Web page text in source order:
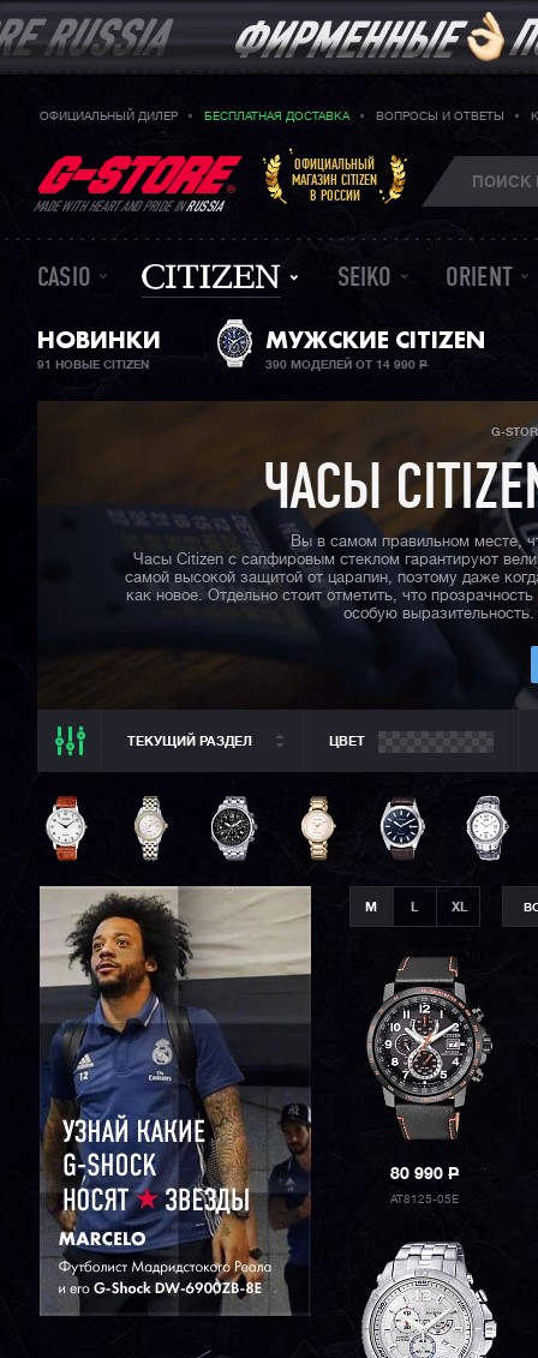
ОФИЦИАЛЬНЫЙ ДИЛЕР БЕСПЛАТНАЯ ДОСТАВКА ВОПРОСЫ И ОТВЕТЫ
MADE WITH HEART AND PRIDE INRUSSIA
ОФИЦИАЛЬНЫЙ
МАГАЗИН CITIZEN
В РОССИИ
CASIO SEIKO ORIENT
НОВИНКИ
91 НОВЫЕ CITIZEN
МУЖСКИЕ CITIZEN
390 МОДЕЛЕЙ ОТ 14 990Р
G-
ЧАСЫ
Вы в самом правильном месте,
Часы Citizen с сапфировым стеклом гарантируют
самой высокой защитой от царапин, поэтому даже
как новое. Отдельно стоит отметить, что
особую
ТЕКУЩИЙ РАЗДЕЛ
ВСЕ CASIO
CASIO G-SHOCK
CASIO BABY-G
CASIO PRO TREK
CASIO EDIFICE
CITIZEN
SEIKO
ORIENT
ЦВЕТ
M XL
80 990P
AT8125-05E